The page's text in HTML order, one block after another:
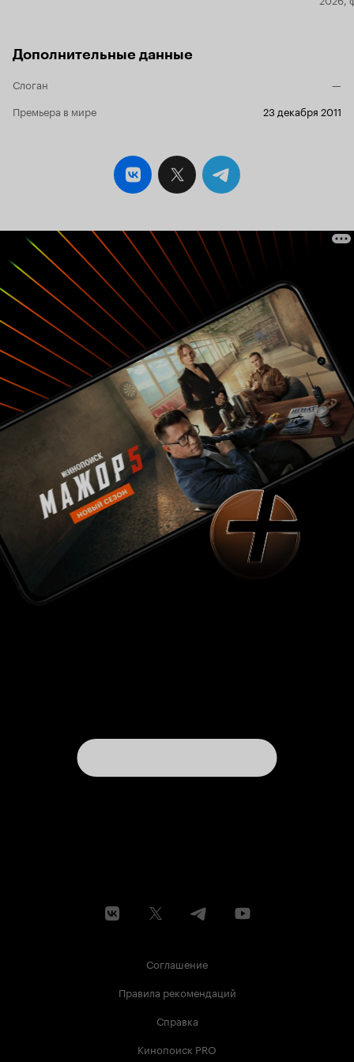
Дополнительные данные
Слоган
—
Премьера в мире
23 декабря 2011
Соглашение
Правила рекомендаций
Справка
Кинопоиск PRO